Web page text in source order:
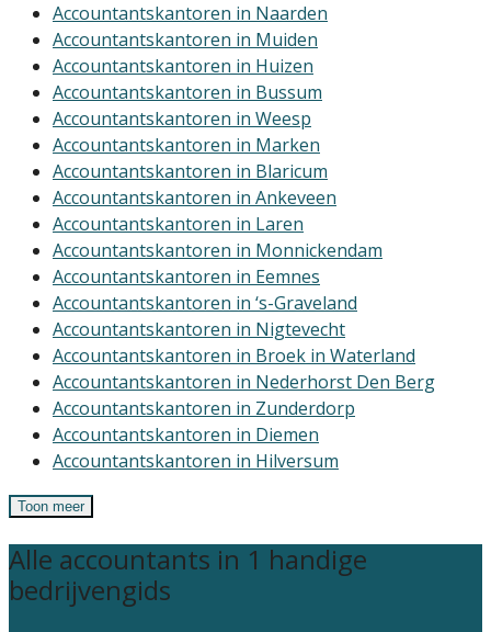
Accountantskantoren in Naarden
Accountantskantoren in Muiden
Accountantskantoren in Huizen
Accountantskantoren in Bussum
Accountantskantoren in Weesp
Accountantskantoren in Marken
Accountantskantoren in Blaricum
Accountantskantoren in Ankeveen
Accountantskantoren in Laren
Accountantskantoren in Monnickendam
Accountantskantoren in Eemnes
Accountantskantoren in ‘s-Graveland
Accountantskantoren in Nigtevecht
Accountantskantoren in Broek in Waterland
Accountantskantoren in Nederhorst Den Berg
Accountantskantoren in Zunderdorp
Accountantskantoren in Diemen
Accountantskantoren in Hilversum
Toon meer
Alle accountants in 1 handige
bedrijvengids